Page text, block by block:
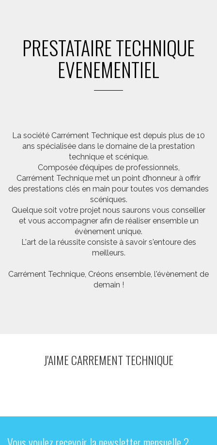
PRESTATAIRE TECHNIQUE
EVENEMENTIEL
La société Carrément Technique est depuis plus de 10
ans spécialisée dans le domaine de la prestation
technique et scénique.
Composée d’équipes de professionnels,
Carrément Technique met un point d’honneur à offrir
des prestations clés en main pour toutes vos demandes
scéniques.
Quelque soit votre projet nous saurons vous conseiller
et vous accompagner afin de réaliser ensemble un
évènement unique.
L'art de la réussite consiste à savoir s'entoure des
meilleurs.
Carrément Technique, Créons ensemble, l'évènement de
demain !
J'AIME CARREMENT TECHNIQUE